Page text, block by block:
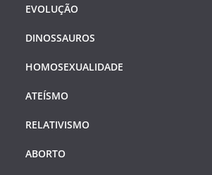
EVOLUÇÃO
DINOSSAUROS
HOMOSEXUALIDADE
ATEÍSMO
RELATIVISMO
ABORTO